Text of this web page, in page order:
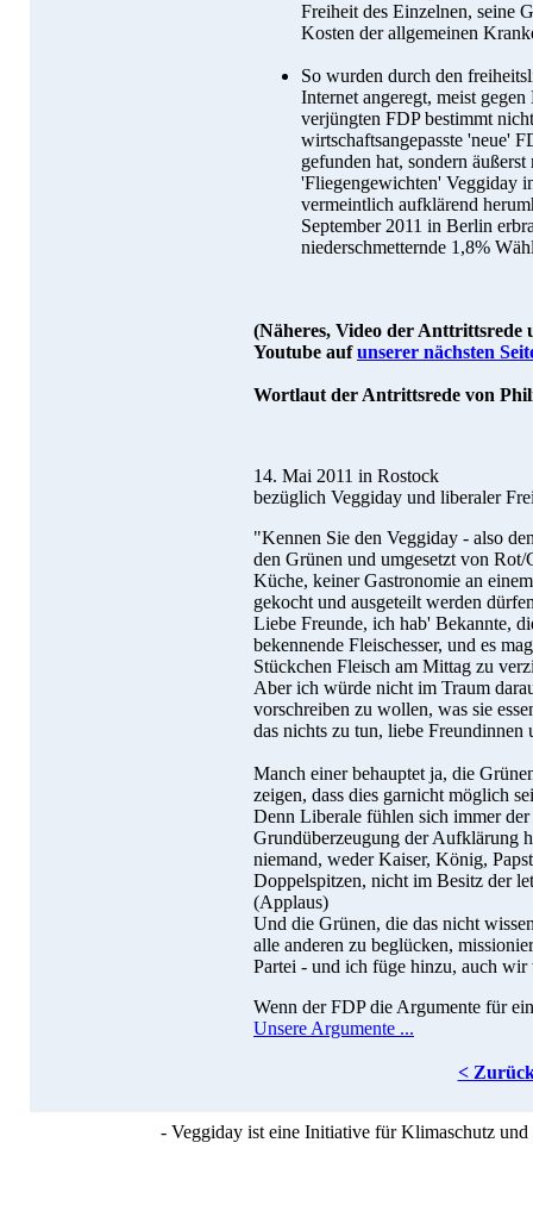
Freiheit des Einzelnen, seine
Kosten der allgemeinen
So wurden durch den
Internet angeregt, meist
verjüngten FDP bestimmt
wirtschaftsangepasste 'neue'
gefunden hat, sondern
'Fliegengewichten' Veggiday
vermeintlich aufklärend
September 2011 in Berlin
niederschmetternde 1,8%
(Näheres, Video der Anttrittsrede
Youtube aufunserer nächsten
Wortlaut der Antrittsrede von
14. Mai 2011 in Rostock
bezüglich Veggiday und liberaler
"Kennen Sie den Veggiday - also
den Grünen und umgesetzt von
Küche, keiner Gastronomie an
gekocht und ausgeteilt werden
Liebe Freunde, ich hab' Bekannte,
bekennende Fleischesser, und es
Stückchen Fleisch am Mittag zu
Aber ich würde nicht im Traum
vorschreiben zu wollen, was sie
das nichts zu tun, liebe Freundinnen
Manch einer behauptet ja, die
zeigen, dass dies garnicht möglich
Denn Liberale fühlen sich immer
Grundüberzeugung der Aufklärung
niemand, weder Kaiser, König,
Doppelspitzen, nicht im Besitz der
(Applaus)
Und die Grünen, die das nicht
alle anderen zu beglücken,
Partei - und ich füge hinzu, auch
Wenn der FDP die Argumente für
Unsere Argumente ...
<
- Veggiday ist eine Initiative für Klimaschutz